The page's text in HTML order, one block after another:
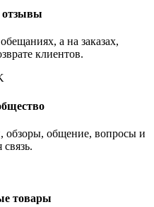
отзывы
а на заказах,
клиентов.
обзоры, общение, вопросы и
связь.
товары